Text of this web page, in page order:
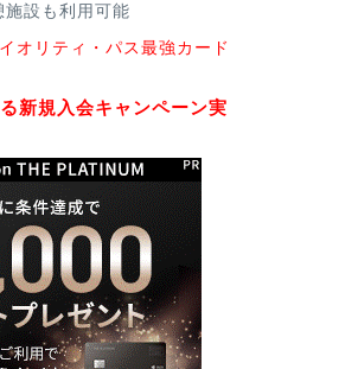
施設も利用可能
オリティ・パス最強カード
新規入会キャンペーン実